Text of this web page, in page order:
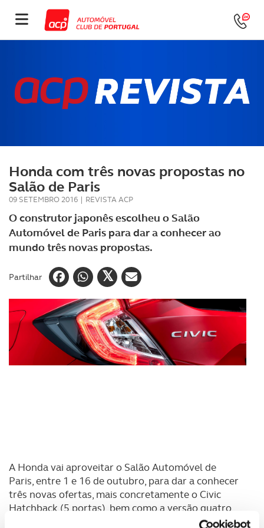
Honda com três novas propostas no
Salão de Paris
09 SETEMBRO 2016 | REVISTA ACP
O construtor japonês escolheu o Salão
Automóvel de Paris para dar a conhecer ao
mundo três novas propostas.
Partilhar
A Honda vai aproveitar o Salão Automóvel de
Paris, entre 1 e 16 de outubro, para dar a conhecer
três novas ofertas, mais concretamente o Civic
Hatchback (5 portas), bem como a versão quatro
portas do mesmo carro e ainda o Jazz Spotlight